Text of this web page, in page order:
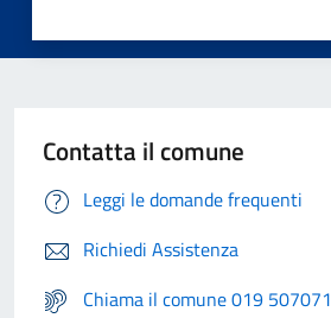
Contatta il comune
Leggi le domande frequenti
Richiedi Assistenza
Chiama il comune 019 507071